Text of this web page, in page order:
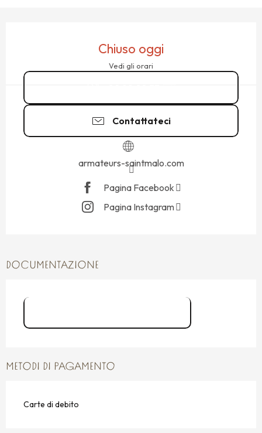
Chiuso oggi
Vedi gli orari
Contattateci
armateurs-saintmalo.com
Pagina Facebook
Pagina Instagram
DOCUMENTAZIONE
METODI DI PAGAMENTO
Carte di debito